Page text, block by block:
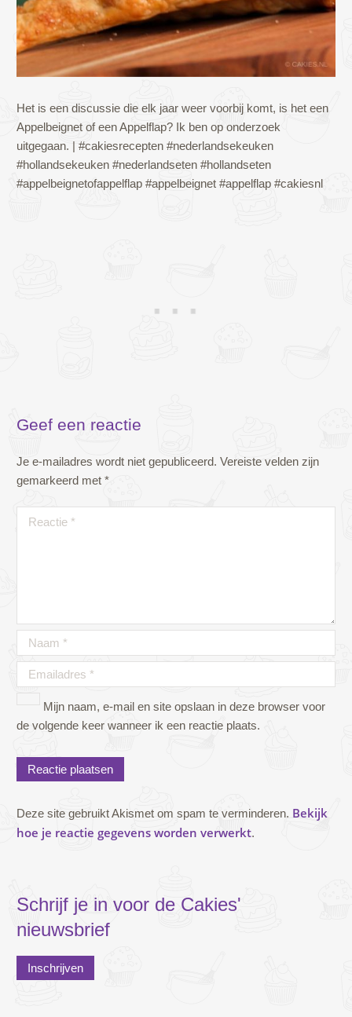
Het is een discussie die elk jaar weer voorbij komt, is het een
Appelbeignet of een Appelflap? Ik ben op onderzoek
uitgegaan. | #cakiesrecepten #nederlandsekeuken
#hollandsekeuken #nederlandseten #hollandseten
#appelbeignetofappelflap #appelbeignet #appelflap #cakiesnl
Geef een reactie
Je e-mailadres wordt niet gepubliceerd. Vereiste velden zijn
gemarkeerd met *
Mijn naam, e-mail en site opslaan in deze browser voor
de volgende keer wanneer ik een reactie plaats.
Deze site gebruikt Akismet om spam te verminderen. Bekijk
hoe je reactie gegevens worden verwerkt.
Schrijf je in voor de Cakies'
nieuwsbrief
Inschrijven